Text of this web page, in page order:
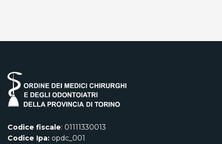
Codice fiscale: 01111330013
Codice Ipa: opdc_001